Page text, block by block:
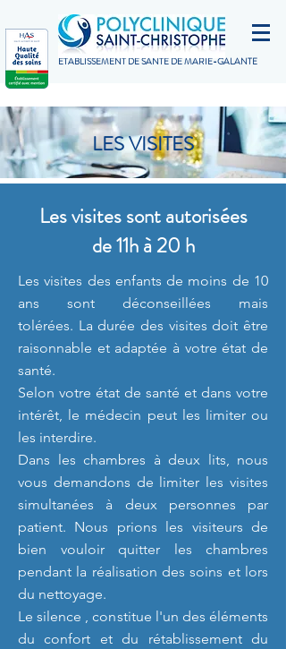
ETABLISSEMENT DE SANTÉ DE MARIE-GALANTE
LES VISITES
Les visites sont autorisées
de 11h à 20 h
Les visites des enfants de moins de 10
ans sont déconseillées mais
tolérées. La durée des visites doit être
raisonnable et adaptée à votre état de
santé.
Selon votre état de santé et dans votre
intérêt, le médecin peut les limiter ou
les interdire.
Dans les chambres à deux lits, nous
vous demandons de limiter les visites
simultanées à deux personnes par
patient. Nous prions les visiteurs de
bien vouloir quitter les chambres
pendant la réalisation des soins et lors
du nettoyage.
Le silence , constitue l'un des éléments
du confort et du rétablissement du